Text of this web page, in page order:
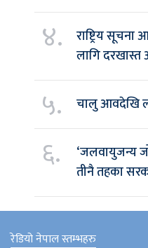
४.
राष्ट्रिय
लागि दरखास्त
५. चालु आवदेखि
६.
‘जलवायुजन्य
तीनै तहका
रेडियो नेपाल स्तम्भहरु